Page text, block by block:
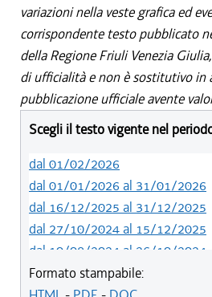
variazioni nella veste grafica ed
corrispondente testo pubblicato
della Regione Friuli Venezia
di ufficialità e non è sostitutivo in
pubblicazione ufficiale avente
Scegli il testo vigente nel
dal 01/02/2026
dal 01/01/2026 al 31/01/2026
dal 16/12/2025 al 31/12/2025
dal 27/10/2024 al 15/12/2025
dal 10/08/2024 al 26/10/2024
dal 09/04/2024 al 09/08/2024
Formato stampabile: